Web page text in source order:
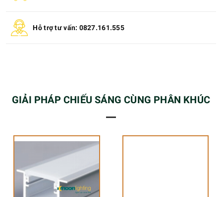
Hỗ trợ tư vấn: 0827.161.555
GIẢI PHÁP CHIẾU SÁNG CÙNG PHÂN KHÚC